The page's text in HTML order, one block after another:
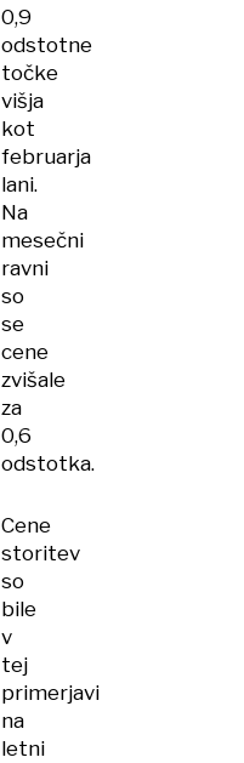
0,9
odstotne
točke
višja
kot
februarja
lani.
Na
mesečni
ravni
so
se
cene
zvišale
za
0,6
odstotka.
Cene
storitev
so
bile
v
tej
primerjavi
na
letni